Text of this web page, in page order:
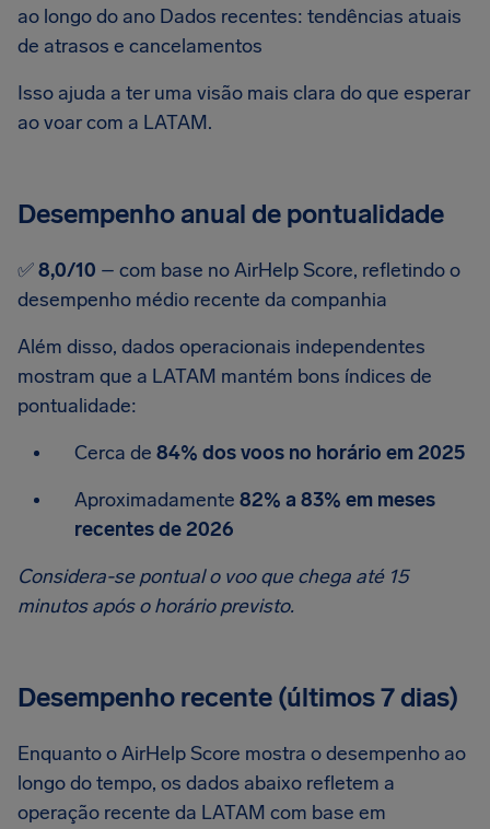
ao longo do ano Dados recentes: tendências atuais
de atrasos e cancelamentos
Isso ajuda a ter uma visão mais clara do que esperar
ao voar com a LATAM.
Desempenho anual de pontualidade
✅8,0/10 – com base no AirHelp Score, refletindo o
desempenho médio recente da companhia
Além disso, dados operacionais independentes
mostram que a LATAM mantém bons índices de
pontualidade:
Cerca de 84% dos voos no horário em 2025
Aproximadamente 82% a 83% em meses
recentes de 2026
Considera-se pontual o voo que chega até 15
minutos após o horário previsto.
Desempenho recente (últimos 7 dias)
Enquanto o AirHelp Score mostra o desempenho ao
longo do tempo, os dados abaixo refletem a
operação recente da LATAM com base em